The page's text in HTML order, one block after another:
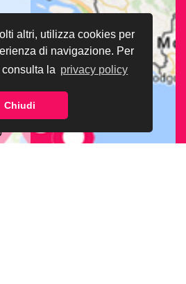
altri, utilizza cookies per
di navigazione. Per
la privacy policy
Chiudi